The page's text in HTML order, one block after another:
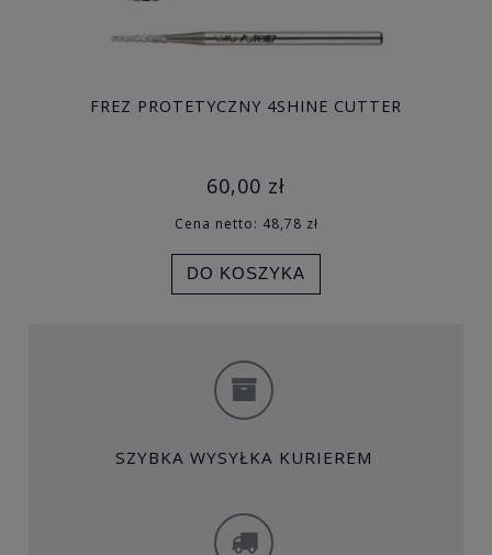
FREZ PROTETYCZNY 4SHINE CUTTER
60,00 zł
Cena netto: 48,78 zł
DO KOSZYKA
SZYBKA WYSYŁKA KURIEREM